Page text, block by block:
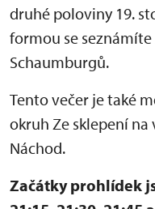
druhé poloviny 19.
formou se
Schaumburgů.
Tento večer je také
okruh Ze sklepení na
Náchod.
Začátky prohlídek